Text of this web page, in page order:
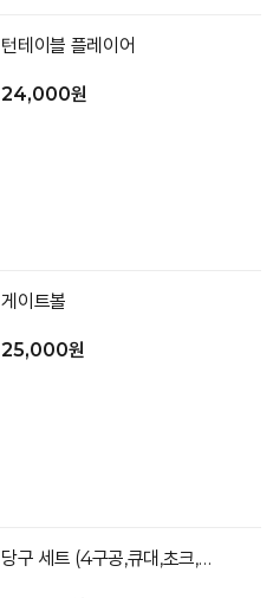
턴테이블 플레이어
24,000원
게이트볼
25,000원
당구 세트 (4구공,큐대,초크,당구대)